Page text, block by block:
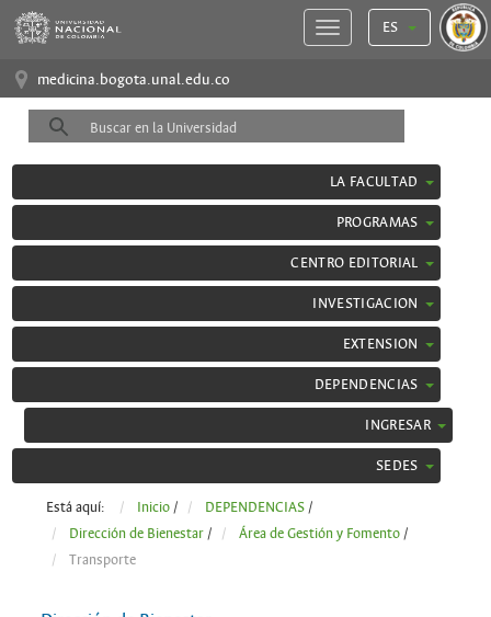
ES
medicina.bogota.unal.edu.co
LA FACULTAD
PROGRAMAS
CENTRO EDITORIAL
INVESTIGACION
EXTENSION
DEPENDENCIAS
INGRESAR
SEDES
Está aquí: Inicio / DEPENDENCIAS /
Dirección de Bienestar / Área de Gestión y Fomento /
Transporte